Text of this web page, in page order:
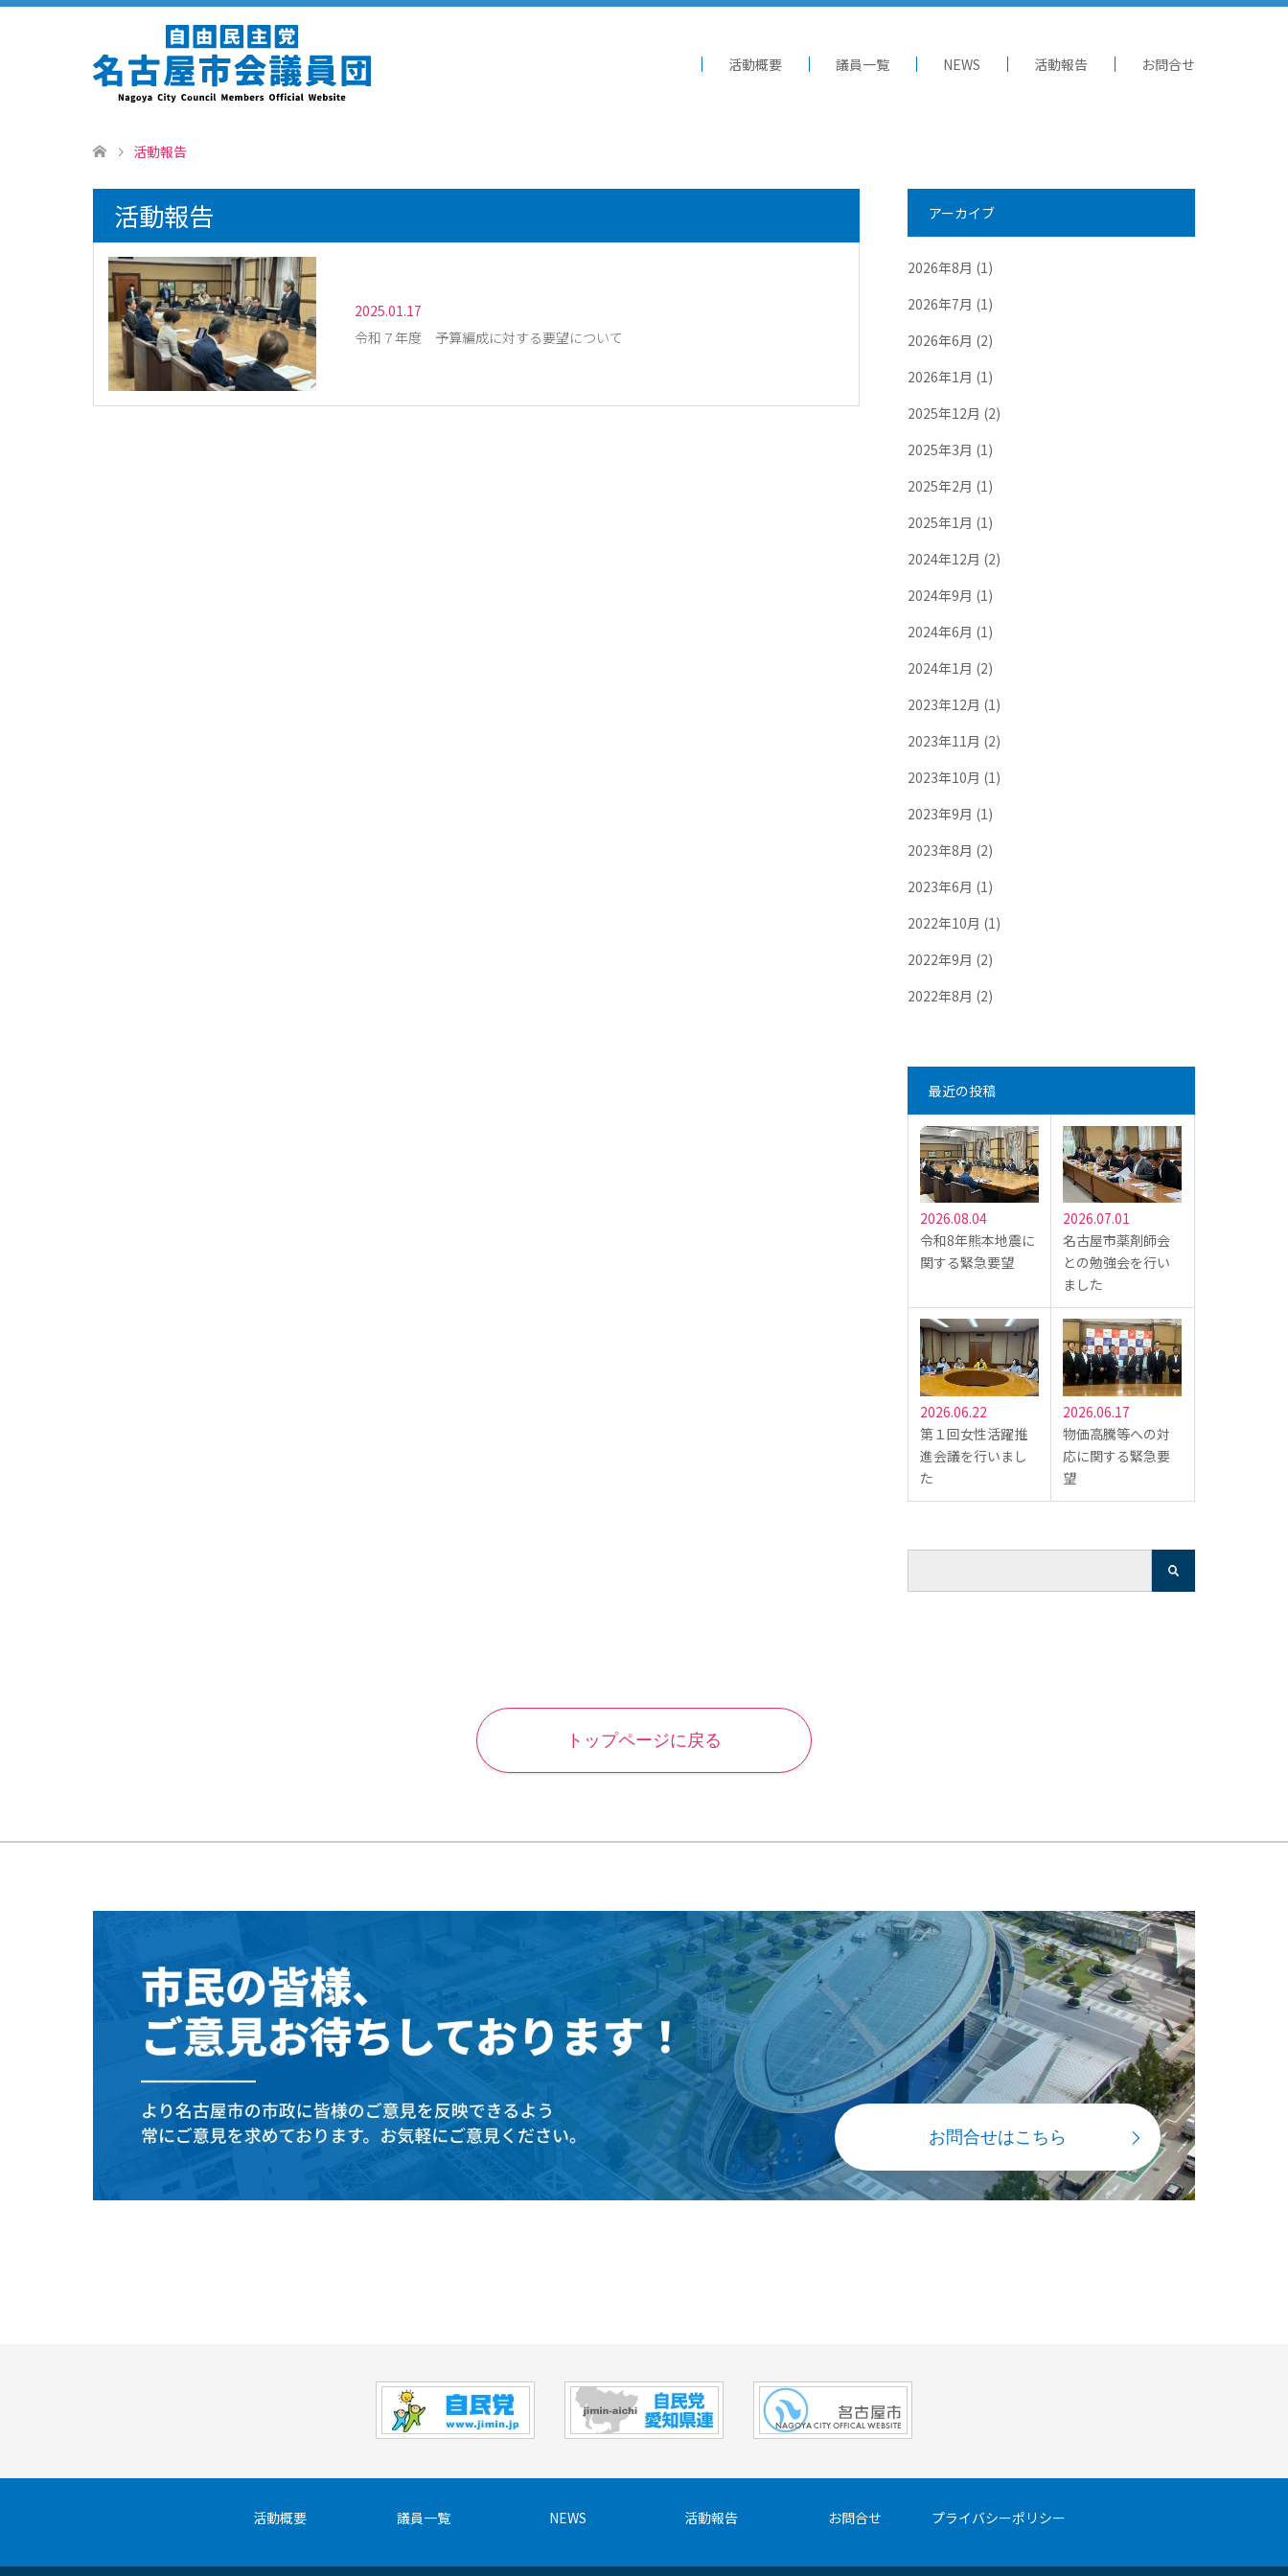
活動概要 議員一覧 NEWS 活動報告 お問合せ
活動報告
活動報告
2025.01.17
令和７年度 予算編成に対する要望について
アーカイブ
2026年8月 (1)
2026年7月 (1)
2026年6月 (2)
2026年1月 (1)
2025年12月 (2)
2025年3月 (1)
2025年2月 (1)
2025年1月 (1)
2024年12月 (2)
2024年9月 (1)
2024年6月 (1)
2024年1月 (2)
2023年12月 (1)
2023年11月 (2)
2023年10月 (1)
2023年9月 (1)
2023年8月 (2)
2023年6月 (1)
2022年10月 (1)
2022年9月 (2)
2022年8月 (2)
最近の投稿
2026.08.04
令和8年熊本地震に
関する緊急要望
2026.07.01
名古屋市薬剤師会
との勉強会を行い
ました
2026.06.22
第１回女性活躍推
進会議を行いまし
た
2026.06.17
物価高騰等への対
応に関する緊急要
望
トップページに戻る
お問合せはこちら
活動概要 議員一覧 NEWS 活動報告 お問合せ プライバシーポリシー